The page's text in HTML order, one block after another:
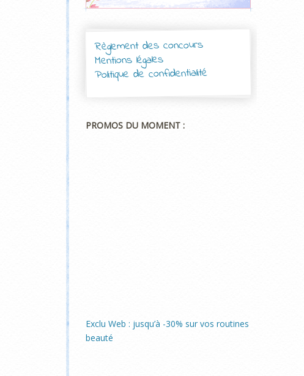
Règlement des concours
Mentions légales
Politique de confidentialité
PROMOS DU MOMENT :
Exclu Web : jusqu’à -30% sur vos routines
beauté